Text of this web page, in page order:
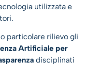
utilizzata e
particolare rilievo gli
Artificiale per
disciplinati